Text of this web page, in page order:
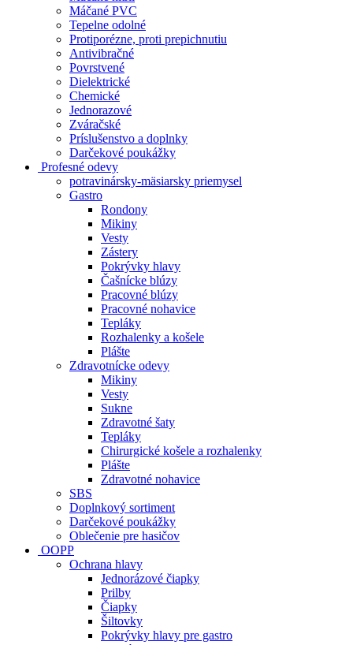
Máčané PVC
Tepelne odolné
Protiporézne, proti prepichnutiu
Antivibračné
Povrstvené
Dielektrické
Chemické
Jednorazové
Zváračské
Príslušenstvo a doplnky
Darčekové poukážky
Profesné odevy
potravinársky-mäsiarsky priemysel
Gastro
Rondony
Mikiny
Vesty
Zástery
Pokrývky hlavy
Čašnícke blúzy
Pracovné blúzy
Pracovné nohavice
Tepláky
Rozhalenky a košele
Plášte
Zdravotnícke odevy
Mikiny
Vesty
Sukne
Zdravotné šaty
Tepláky
Chirurgické košele a rozhalenky
Plášte
Zdravotné nohavice
SBS
Doplnkový sortiment
Darčekové poukážky
Oblečenie pre hasičov
OOPP
Ochrana hlavy
Jednorázové čiapky
Prilby
Čiapky
Šiltovky
Pokrývky hlavy pre gastro